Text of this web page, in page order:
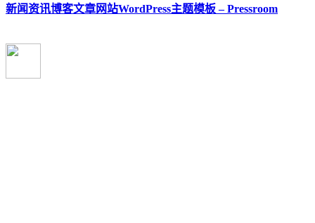
新闻资讯博客文章网站WordPress主题模板 – Pressroom